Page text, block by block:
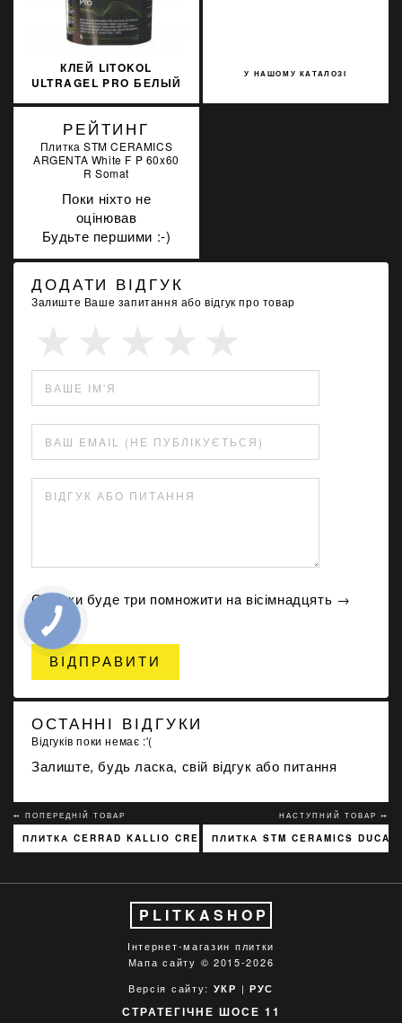
КЛЕЙ LITOKOL
ULTRAGEL PRO БЕЛЫЙ
У НАШОМУ КАТАЛОЗІ
РЕЙТИНГ
Плитка STM CERAMICS
ARGENTA White F P 60x60
R Somat
Поки ніхто не
оцінював
Будьте першими :-)
ДОДАТИ ВІДГУК
Залиште Ваше запитання або відгук про товар
ВАШЕ ІМ'Я
ВАШ EMAIL (НЕ ПУБЛІКУЄТЬСЯ)
ВІДГУК АБО ПИТАННЯ
Скільки буде три пoмнoжити нa вісімнадцять →
ВІДПРАВИТИ
ОСТАННІ ВІДГУКИ
Відгуків поки немає :'(
Залиште, будь ласка, свій відгук або питання
↢ ПОПЕРЕДНІЙ ТОВАР
ПЛИТКА CERRAD KALLIO CREAM 3768 15X45
НАСТУПНИЙ ТОВАР ↣
ПЛИТКА STM CERAMICS
PLITKASHOP
Інтернет-магазин плитки
Мапа сайту © 2015-2026
Версія сайту: УКР | РУС
СТРАТЕГІЧНЕ ШОСЕ 11